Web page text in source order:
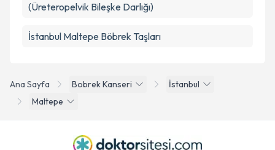
Ana Sayfa Bobrek Kanseri
İstanbul
Maltepe
(Üreteropelvik Bileşke Darlığı)
İstanbul Maltepe Böbrek Taşları